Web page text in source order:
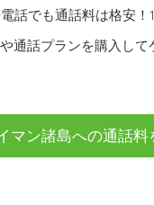
話でも通話料は格安！
通話プランを購入して
マン諸島への通話料